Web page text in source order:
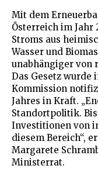
Mit dem
Österreich im Jahr
Stroms aus
Wasser und
unabhängiger von
Das Gesetz wurde
Kommission
Jahres in Kraft.
Standortpolitik.
Investitionen von
diesem Bereich“,
Margarete
Ministerrat.